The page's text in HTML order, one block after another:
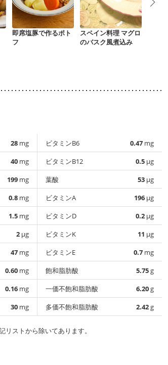
即席塩豚で作るポト
フ
スペイン料理 マグロ
のバスク風煮込み
28 mg
40 mg
199 mg
0.8 mg
1.5 mg
2 µg
47 mg
0.60 mg
0.16 mg
30 mg
ビタミンB6 0.47 mg
ビタミンB12
0.5 µg
葉酸
53 µg
ビタミンA
196 µg
ビタミンD
0.2 µg
ビタミンK
11 µg
ビタミンE
0.7 mg
飽和脂肪酸
5.75g
一価不飽和脂肪酸
6.20g
多価不飽和脂肪酸
2.42g
ストから除いてあります。